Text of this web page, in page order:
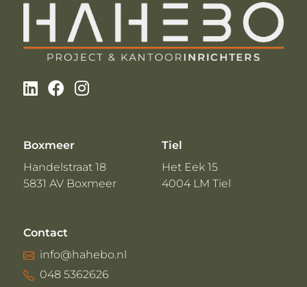
Boxmeer
Handelstraat 18
5831 AV Boxmeer
Tiel
Het Eek 15
4004 LM Tiel
Contact
info@hahebo.nl
048 5362626